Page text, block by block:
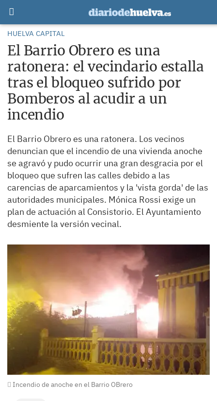
HUELVA CAPITAL
El Barrio Obrero es una
ratonera: el vecindario estalla
tras el bloqueo sufrido por
Bomberos al acudir a un
incendio
El Barrio Obrero es una ratonera. Los vecinos
denuncian que el incendio de una vivienda anoche
se agravó y pudo ocurrir una gran desgracia por el
bloqueo que sufren las calles debido a las
carencias de aparcamientos y la 'vista gorda' de las
autoridades municipales. Mónica Rossi exige un
plan de actuación al Consistorio. El Ayuntamiento
desmiente la versión vecinal.
Incendio de anoche en el Barrio OBrero